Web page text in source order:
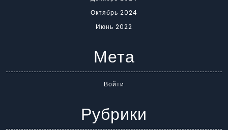
Октябрь 2024
Июнь 2022
Мета
Войти
Рубрики